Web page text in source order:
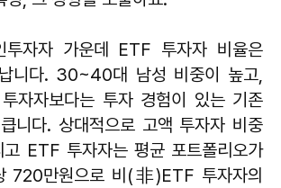
투자자 가운데 ETF 투자자 비율은
니다. 30~40대 남성 비중이 높고,
자자보다는 투자 경험이 있는 기존
니다. 상대적으로 고액 투자자 비중
ETF 투자자는 평균 포트폴리오가
720만원으로 비(非)ETF 투자자의